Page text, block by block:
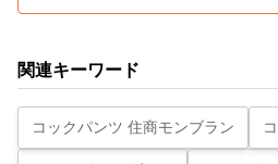
関連キーワード
コックパンツ 住商モンブラン